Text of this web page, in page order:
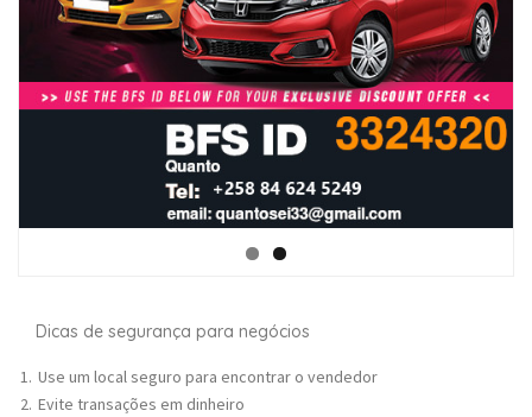
Dicas de segurança para negócios
Use um local seguro para encontrar o vendedor
Evite transações em dinheiro